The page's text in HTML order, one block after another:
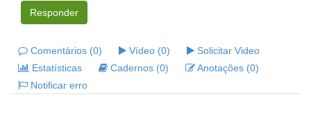
Responder
Comentários (0) Vídeo (0)
Solicitar Video
Estatísticas
Cadernos (0)
Anotações (0)
Notificar erro